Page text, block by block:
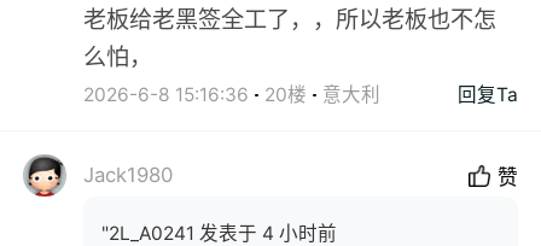
老板给老黑签全工了，，所以老板也不怎
么怕，
2026-6-8 15:16:36 20楼 意大利 回复Ta
Jack1980 赞
"2L_A0241 发表于 4 小时前